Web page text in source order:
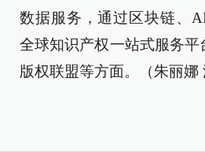
数据服务，通过区块链、
全球知识产权一站式服务平
版权联盟等方面。（朱丽娜